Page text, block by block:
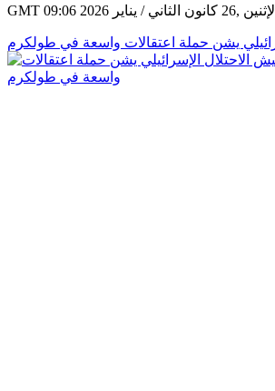
GMT 09:06 2026 الإثنين ,26 كانون الثاني / يناير
يشن حملة اعتقالات واسعة في طولكرم